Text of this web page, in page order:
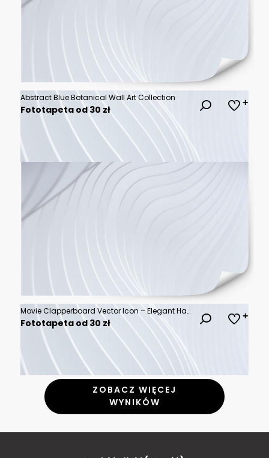
Abstract Blue Botanical Wall Art Collection
Fototapeta od 30 zł
Movie Clapperboard Vector Icon – Elegant Hand-Drawn Minimalist Line Art Illustration with Scalable Outlines, Perfect for Film Production, Cinema, Entertainment Media, and Creative Design Applications
Fototapeta od 30 zł
ZOBACZ WIĘCEJ
WYNIKÓW